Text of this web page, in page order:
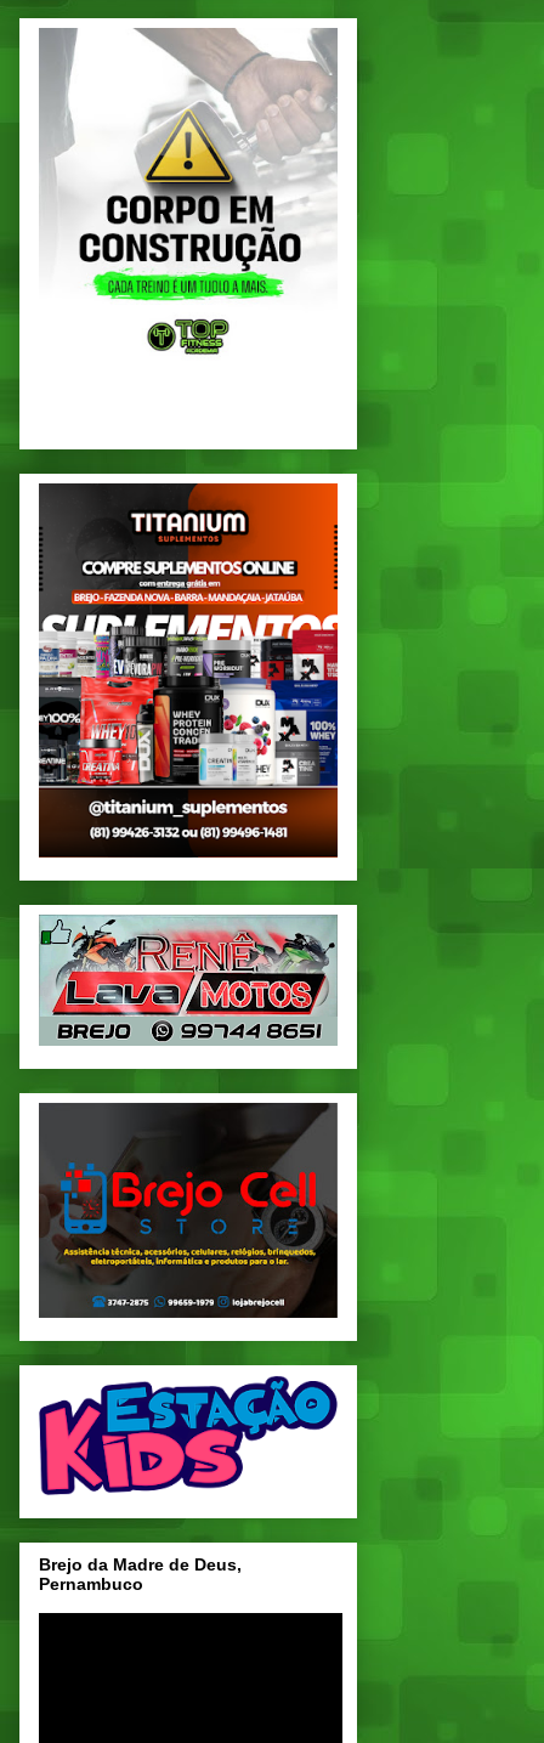
Brejo da Madre de Deus,
Pernambuco